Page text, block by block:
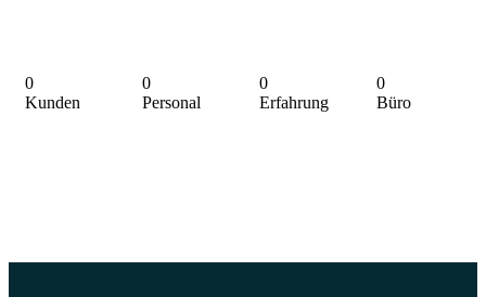
0
Kunden
0
Personal
0
Erfahrung
0
Büro